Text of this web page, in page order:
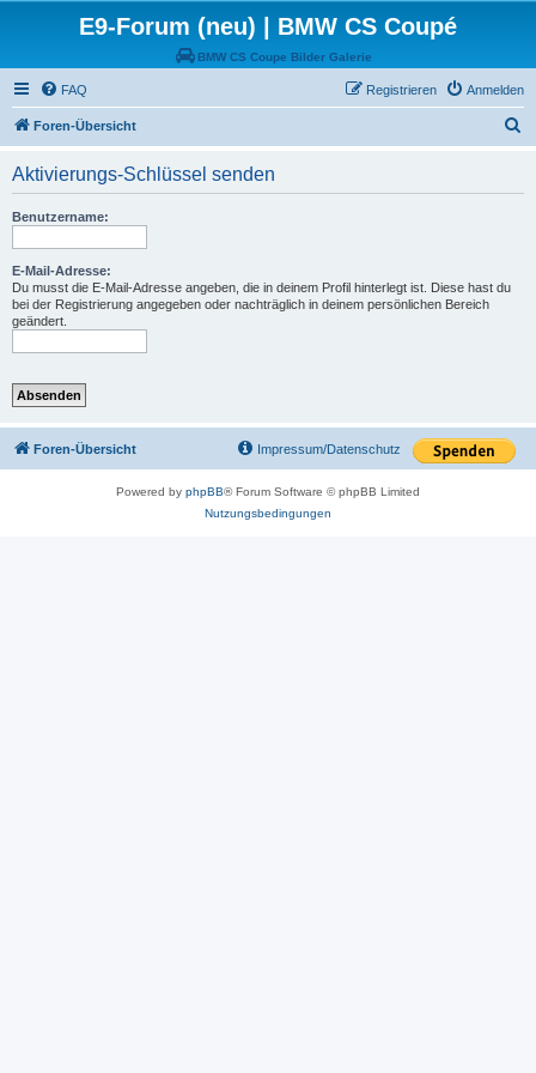
E9-Forum (neu) | BMW CS Coupé
BMW CS Coupe Bilder Galerie
FAQ Anmelden
Registrieren
Foren-Übersicht
Aktivierungs-Schlüssel senden
Benutzername:
E-Mail-Adresse:
Du musst die E-Mail-Adresse angeben, die in deinem Profil hinterlegt ist. Diese hast du
bei der Registrierung angegeben oder nachträglich in deinem persönlichen Bereich
geändert.
Foren-Übersicht Impressum/Datenschutz
Powered by phpBB® Forum Software © phpBB Limited
Nutzungsbedingungen